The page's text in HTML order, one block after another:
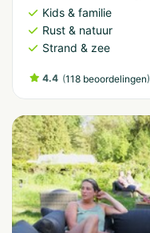
Kids & familie
Rust & natuur
Strand & zee
4.4 (118 beoordelingen)